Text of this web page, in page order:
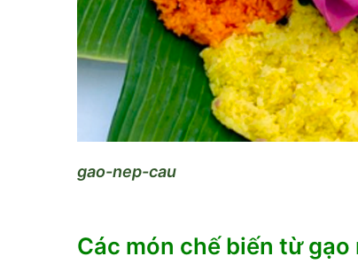
gao-nep-cau
Các món chế biến từ gạo